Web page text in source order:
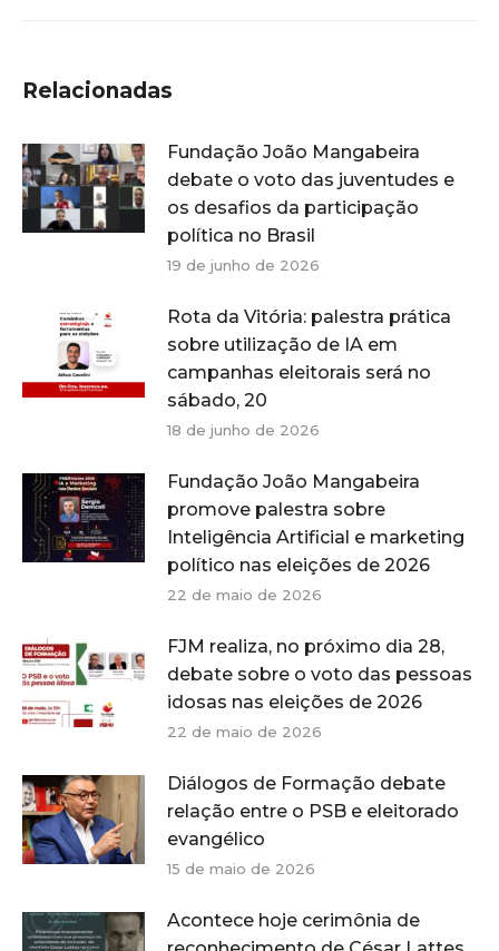
Relacionadas
Fundação João Mangabeira
debate o voto das juventudes e
os desafios da participação
política no Brasil
19 de junho de 2026
Rota da Vitória: palestra prática
sobre utilização de IA em
campanhas eleitorais será no
sábado, 20
18 de junho de 2026
Fundação João Mangabeira
promove palestra sobre
Inteligência Artificial e marketing
político nas eleições de 2026
22 de maio de 2026
FJM realiza, no próximo dia 28,
debate sobre o voto das pessoas
idosas nas eleições de 2026
22 de maio de 2026
Diálogos de Formação debate
relação entre o PSB e eleitorado
evangélico
15 de maio de 2026
Acontece hoje cerimônia de